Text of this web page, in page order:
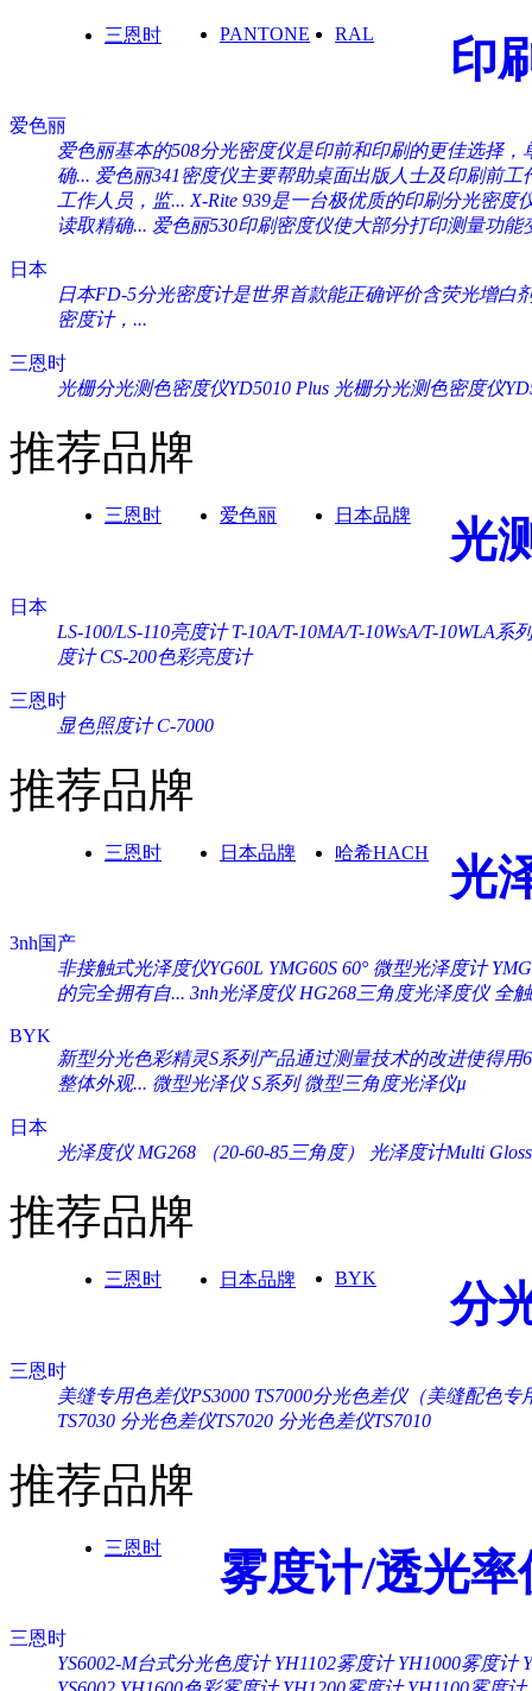
三恩时 PANTONE RAL 印
爱色丽
爱色丽基本的508分光密度仪是印前和印刷的更佳选择，
确... 爱色丽341密度仪主要帮助桌面出版人士及印刷前工
工作人员，监... X-Rite 939是一台极优质的印刷分光密度
读取精确... 爱色丽530印刷密度仪使大部分打印测量功能
日本
日本FD-5分光密度计是世界首款能正确评价含荧光增白
密度计，...
三恩时
光栅分光测色密度仪YD5010 Plus 光栅分光测色密度仪
推荐品牌
三恩时 爱色丽 日本品牌 光
日本
LS-100/LS-110亮度计 T-10A/T-10MA/T-10WsA/T-10WLA系
度计 CS-200色彩亮度计
三恩时
显色照度计 C-7000
推荐品牌
三恩时 日本品牌 哈希HACH 光
3nh国产
非接触式光泽度仪YG60L YMG60S 60° 微型光泽度计
的完全拥有自... 3nh光泽度仪 HG268三角度光泽度仪 全
BYK
新型分光色彩精灵S系列产品通过测量技术的改进使得用
整体外观... 微型光泽仪 S系列 微型三角度光泽仪µ
日本
光泽度仪 MG268 （20-60-85三角度）
光泽度计Multi
推荐品牌
三恩时 日本品牌 BYK 分
三恩时
美缝专用色差仪PS3000 TS7000分光色差仪（美缝配色专
TS7030 分光色差仪TS7020 分光色差仪TS7010
推荐品牌
三恩时 雾度计/透光率
三恩时
YS6002-M台式分光色度计 YH1102雾度计 YH1000雾度计